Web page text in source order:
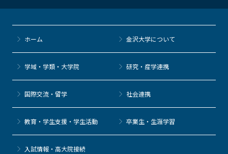
ホーム 金沢大学について
学域・学類・大学院 研究・産学連携
国際交流・留学 社会連携
教育・学生支援・学生活動 卒業生・生涯学習
⼊試情報・高大院接続